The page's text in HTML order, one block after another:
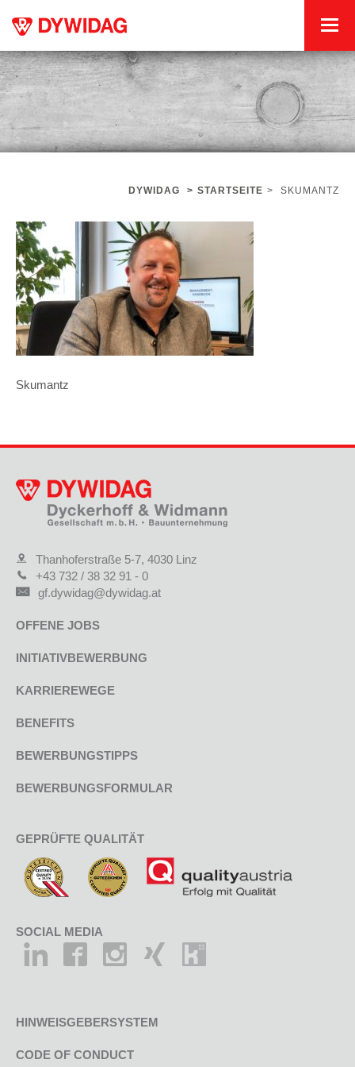
DYWIDAG > STARTSEITE > SKUMANTZ
Skumantz
Thanhoferstraße 5-7, 4030 Linz
+43 732 / 38 32 91 - 0
gf.dywidag@dywidag.at
OFFENE JOBS
INITIATIVBEWERBUNG
KARRIEREWEGE
BENEFITS
BEWERBUNGSTIPPS
BEWERBUNGSFORMULAR
GEPRÜFTE QUALITÄT
SOCIAL MEDIA
HINWEISGEBERSYSTEM
CODE OF CONDUCT